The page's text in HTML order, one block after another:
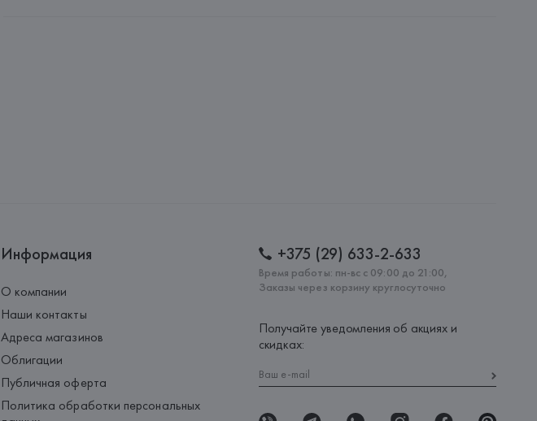
Информация
О компании
Наши контакты
Адреса магазинов
Облигации
Публичная оферта
Политика обработки персональных
+375 (29) 633-2-633
Время работы: пн-вс с 09:00 до 21:00,
Заказы через корзину круглосуточно
Получайте уведомления об акциях и
скидках: